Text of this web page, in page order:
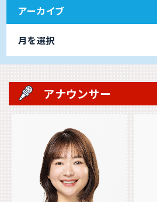
アーカイブ
月を選択
アナウンサー